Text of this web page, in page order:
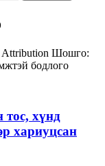
Attribution Шошго:
бодлого
тос, хүнд
хариуцсан